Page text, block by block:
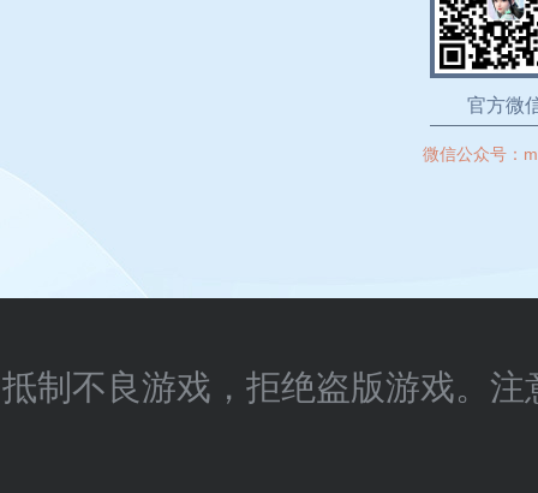
官方微
微信公众号：
抵制不良游戏，拒绝盗版游戏。